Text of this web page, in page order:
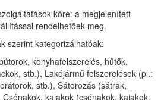
köre: a megjelenített
rendelhetőek meg.
szerint kategorizálhatóak:
konyhafelszerelés, hűtők,
stb.), Lakójármű felszerelések (pl.:
stb.), Sátorozás (sátrak,
kajakok (csónakok, kajakok,